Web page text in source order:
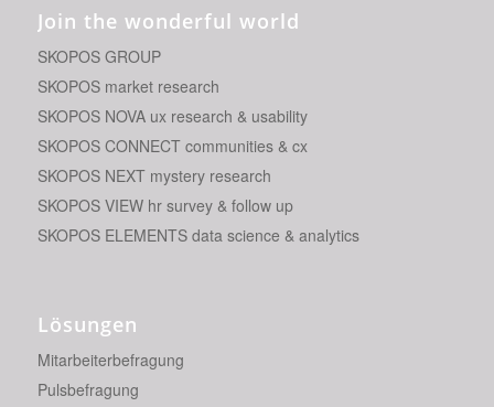
Join the wonderful world
SKOPOS GROUP
SKOPOS market research
SKOPOS NOVA ux research & usability
SKOPOS CONNECT communities & cx
SKOPOS NEXT mystery research
SKOPOS VIEW hr survey & follow up
SKOPOS ELEMENTS data science & analytics
Lösungen
Mitarbeiterbefragung
Pulsbefragung